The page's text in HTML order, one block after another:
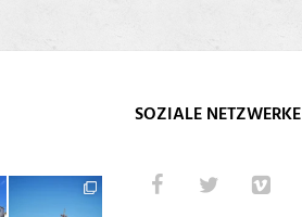
SOZIALE NETZWERKE